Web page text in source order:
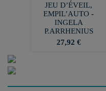
JEU D’ÉVEIL,
EMPIL’AUTO -
INGELA
P.ARRHENIUS
27,92 €